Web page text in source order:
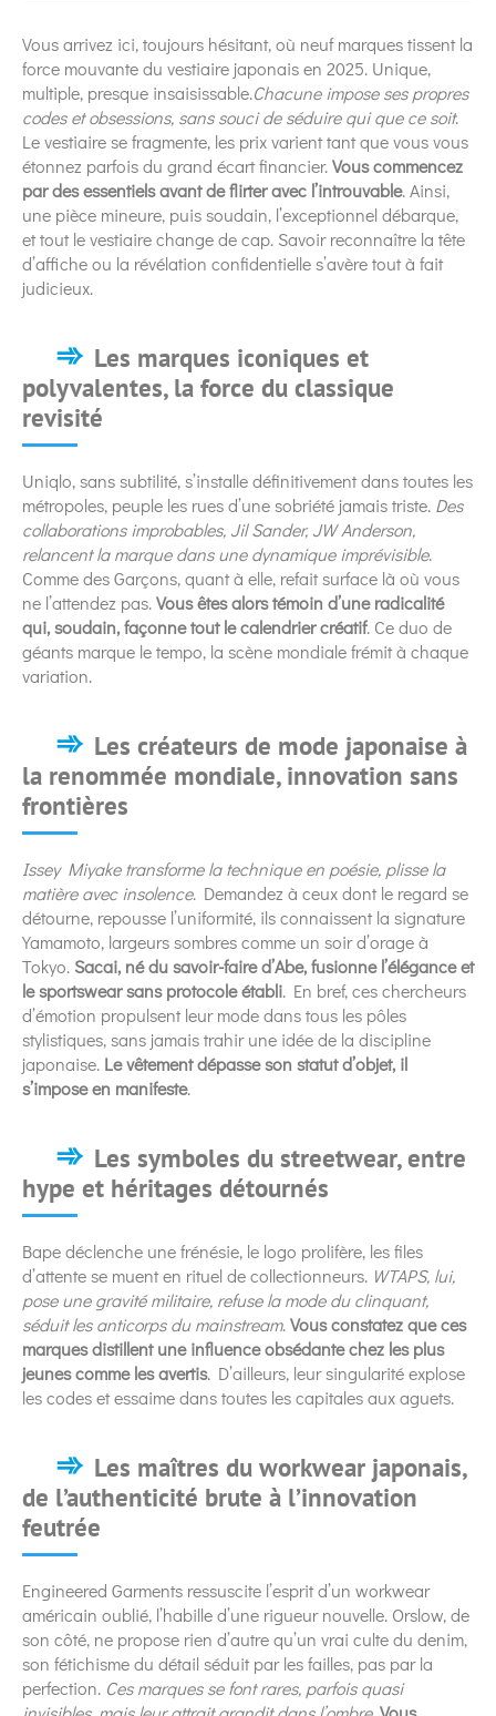
Vous arrivez ici, toujours hésitant, où neuf marques tissent la
force mouvante du vestiaire japonais en 2025. Unique,
multiple, presque insaisissable.Chacune impose ses propres
codes et obsessions, sans souci de séduire qui que ce soit.
Le vestiaire se fragmente, les prix varient tant que vous vous
étonnez parfois du grand écart financier.Vous commencez
par des essentiels avant de flirter avec l’introuvable. Ainsi,
une pièce mineure, puis soudain, l’exceptionnel débarque,
et tout le vestiaire change de cap. Savoir reconnaître la tête
d’affiche ou la révélation confidentielle s’avère tout à fait
judicieux.
Les marques iconiques et
polyvalentes, la force du classique
revisité
Uniqlo, sans subtilité, s’installe définitivement dans toutes les
métropoles, peuple les rues d’une sobriété jamais triste. Des
collaborations improbables, Jil Sander, JW Anderson,
relancent la marque dans une dynamique imprévisible.
Comme des Garçons, quant à elle, refait surface là où vous
ne l’attendez pas.Vous êtes alors témoin d’une radicalité
qui, soudain, façonne tout le calendrier créatif. Ce duo de
géants marque le tempo, la scène mondiale frémit à chaque
variation.
Les créateurs de mode japonaise à
la renommée mondiale, innovation sans
frontières
Issey Miyake transforme la technique en poésie, plisse la
matière avec insolence. Demandez à ceux dont le regard se
détourne, repousse l’uniformité, ils connaissent la signature
Yamamoto, largeurs sombres comme un soir d’orage à
Tokyo.Sacai, né du savoir-faire d’Abe, fusionne l’élégance et
le sportswear sans protocole établi. En bref, ces chercheurs
d’émotion propulsent leur mode dans tous les pôles
stylistiques, sans jamais trahir une idée de la discipline
japonaise. Le vêtement dépasse son statut d’objet, il
s’impose en manifeste.
Les symboles du streetwear, entre
hype et héritages détournés
Bape déclenche une frénésie, le logo prolifère, les files
d’attente se muent en rituel de collectionneurs. WTAPS, lui,
pose une gravité militaire, refuse la mode du clinquant,
séduit les anticorps du mainstream.Vous constatez que ces
marques distillent une influence obsédante chez les plus
jeunes comme les avertis. D’ailleurs, leur singularité explose
les codes et essaime dans toutes les capitales aux aguets.
Les maîtres du workwear japonais,
de l’authenticité brute à l’innovation
feutrée
Engineered Garments ressuscite l’esprit d’un workwear
américain oublié, l’habille d’une rigueur nouvelle. Orslow, de
son côté, ne propose rien d’autre qu’un vrai culte du denim,
son fétichisme du détail séduit par les failles, pas par la
perfection. Ces marques se font rares, parfois quasi